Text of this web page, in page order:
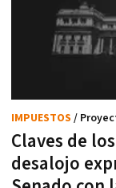
Claves de
desalojo
IMPUESTOS /